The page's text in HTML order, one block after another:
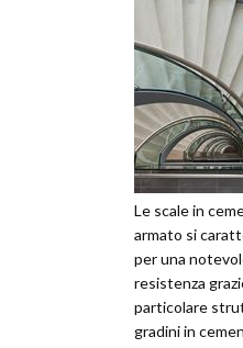
Le scale in
armato si
per una
resistenza
particolare
gradini in